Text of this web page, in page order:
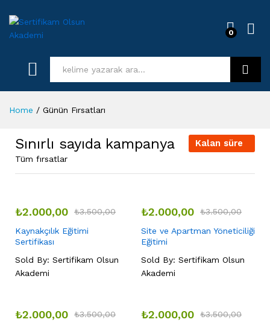
0
Home / Günün Fırsatları
Sınırlı sayıda kampanya Kalan süre
Tüm fırsatlar
₺2.000,00 ₺3.500,00
Kaynakçılık Eğitimi
Sertifikası
Sold By: Sertifikam Olsun
Akademi
₺2.000,00 ₺3.500,00
Site ve Apartman Yöneticiliği
Eğitimi
Sold By: Sertifikam Olsun
Akademi
₺2.000,00 ₺3.500,00
₺2.000,00 ₺3.500,00